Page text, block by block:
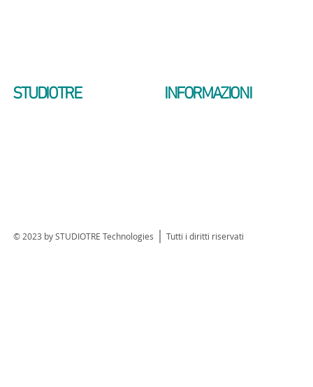
STUDIOTRE INFORMAZIONI
© 2023 by STUDIOTRE Technologies Tutti i diritti riservati